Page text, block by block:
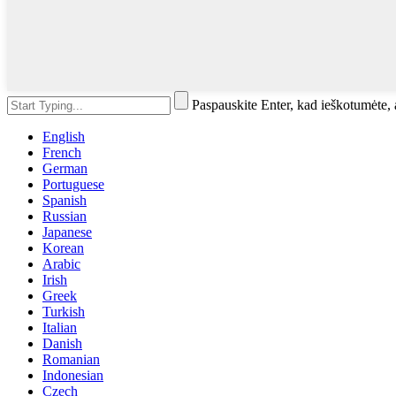
Paspauskite Enter, kad
English
French
German
Portuguese
Spanish
Russian
Japanese
Korean
Arabic
Irish
Greek
Turkish
Italian
Danish
Romanian
Indonesian
Czech